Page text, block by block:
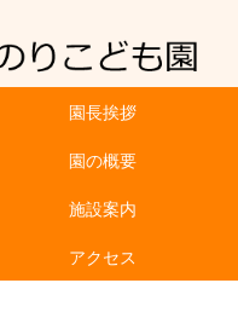
園長挨拶
園の概要
施設案内
アクセス